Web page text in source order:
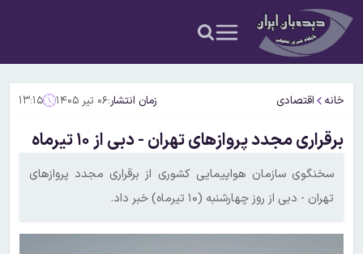
خانه اقتصادی زمان انتشار:۰۶ تیر ۱۴۰۵ ۱۳:۱۵
برقراری مجدد پروازهای تهران - دبی از ۱۰ تیرماه
سخنگوی سازمان هواپیمایی کشوری از برقراری مجدد پروازهای
تهران - دبی از روز چهارشنبه (۱۰ تیرماه) خبر داد.